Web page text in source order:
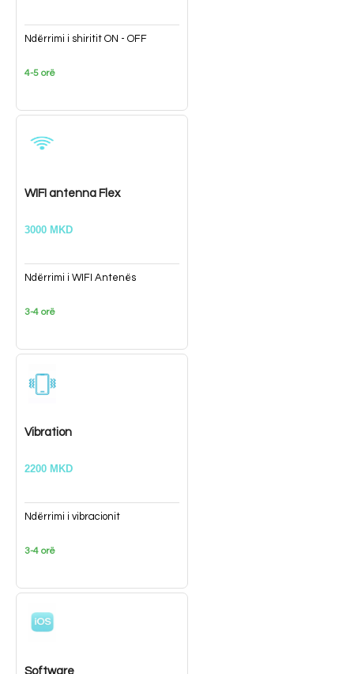
Ndërrimi i shiritit ON - OFF
4-5 orë
WIFI antenna Flex
3000 MKD
Ndërrimi i WIFI Antenës
3-4 orë
Vibration
2200 MKD
Ndërrimi i vibracionit
3-4 orë
Software